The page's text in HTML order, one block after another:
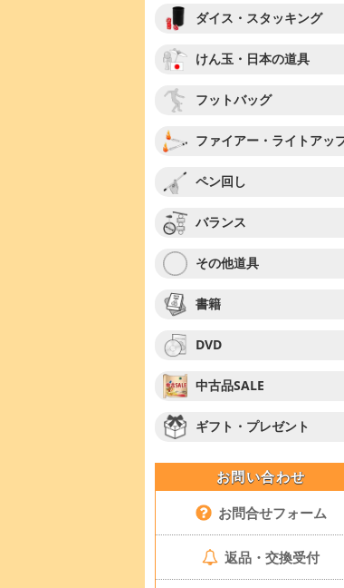
ダイス・スタッキング
けん玉・日本の道具
フットバッグ
ファイアー・ライトアッ
ペン回し
バランス
その他道具
書籍
DVD
中古品SALE
ギフト・プレゼント
お問い合わせ
お問合せフォーム
返品・交換受付